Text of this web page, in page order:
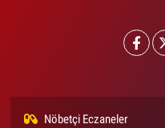
Nöbetçi Eczaneler